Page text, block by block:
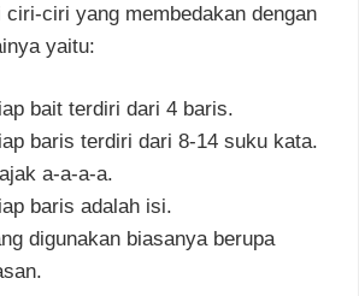
ciri-ciri yang membedakan dengan
yaitu:
bait terdiri dari 4 baris.
baris terdiri dari 8-14 suku kata.
a-a-a-a.
baris adalah isi.
digunakan biasanya berupa